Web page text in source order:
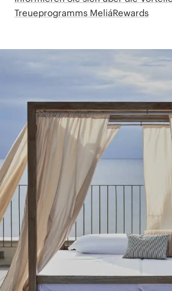
Treueprogramms MeliáRewards